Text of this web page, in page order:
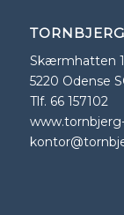
Skærmhatten
5220 Odense
Tlf. 66 157102